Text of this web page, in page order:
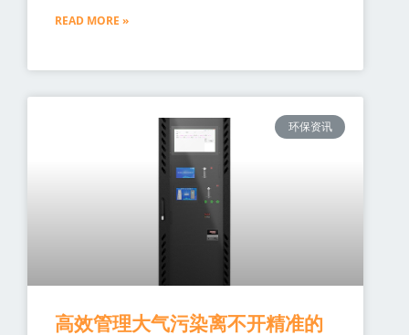
READ MORE »
环保资讯
高效管理大气污染离不开精准的